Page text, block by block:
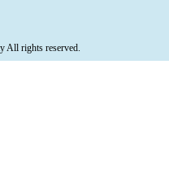
All rights reserved.